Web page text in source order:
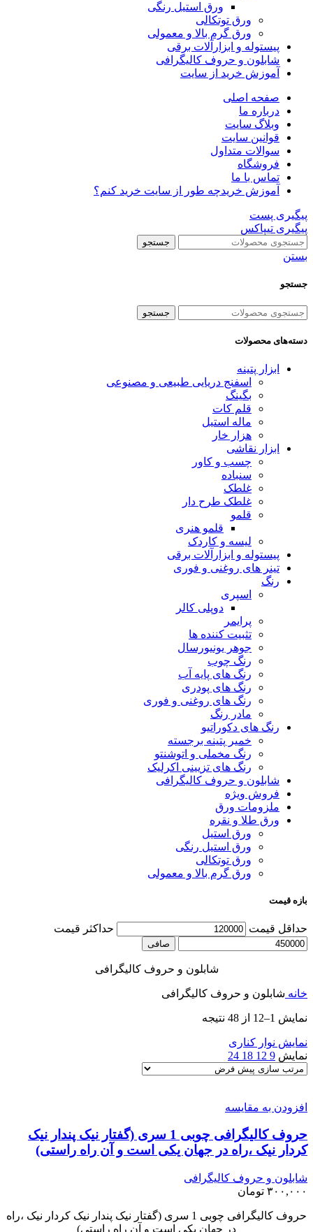
ورق استیل رنگی
ورق توتکالی
ورق گرم بالا و معمولی
پیستوله و ابزارآلات برقی
شابلون و حروف کالیگرافی
آموزش خرید از سایت
صفحه اصلی
درباره ما
وبلاگ سایت
قوانین سایت
سوالات متداول
فروشگاه
تماس با ما
آموزش خریدچه طور از سایت خرید کنم؟
پیگیری پست
پیگیری تیپاکس
جستجو
بستن
جستجو
جستجو
دسته‌های محصولات
ابزار پتینه
اسفنج دریایی طبیعی و مصنوعی
بگینگ
قلم کات
ماله استیل
هزار خار
ابزار نقاشی
چسب و کاور
سنباده
غلطک
غلطک طرح دار
قلمو
قلمو‌ هنری
لیسه و کاردک
پیستوله و ابزارآلات برقی
تینر های روغنی و فوری
رنگ
اسپری
دوپلی کالر
پرایمر
تثبیت کننده ها
جوهر یونیورسال
رنگ چوب
رنگ‌ های پایه آب
رنگ های پودری
رنگ‌ های روغنی و فوری
مادر رنگ
رنگ های دکوراتیو
خمیر پتینه برجسته
رنگ مخملی و اتوشنتو
رنگ های تزیینی اکرلیک
شابلون و حروف کالیگرافی
فروش ویژه
ملزومات ورق
ورق طلا و نقره
ورق استیل
ورق استیل رنگی
ورق توتکالی
ورق گرم بالا و معمولی
بازه قیمت
حداقل قیمت حداكثر قيمت
صافی
شابلون و حروف کالیگرافی
خانه شابلون و حروف کالیگرافی
نمایش 1–12 از 48 نتیجه
نمایش نوار کناری
نمایش 9
12
18
24
افزودن به مقایسه
حروف کالیگرافی چوبی 1 سری (گفتار نیک پندار نیک
کردار نیک ،راه در جهان یکی است و آن راه راستی)
شابلون و حروف کالیگرافی
۳۰۰,۰۰۰ تومان
حروف کالیگرافی چوبی 1 سری (گفتار نیک پندار نیک کردار نیک ،راه
در جهان یکی است و آن راه راستی)